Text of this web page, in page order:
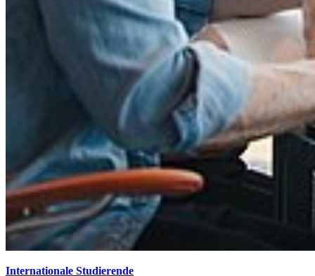
Internationale Studierende